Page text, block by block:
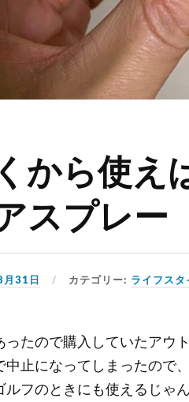
から使え
スプレー
31日 カテゴリー: ライフスタ
たので購入していたアウ
止になってしまったので
フのときにも使えるじゃ